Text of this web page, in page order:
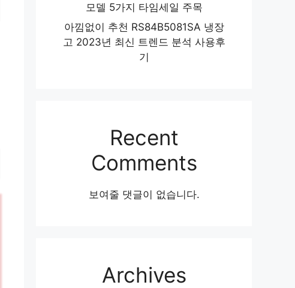
모델 5가지 타임세일 주목
아낌없이 추천 RS84B5081SA 냉장
고 2023년 최신 트렌드 분석 사용후
기
Recent
Comments
보여줄 댓글이 없습니다.
Archives